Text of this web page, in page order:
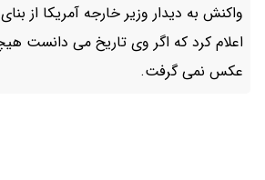
واکنش به دیدار وزیر خارجه آمریکا از
اعلام کرد که اگر وی تاریخ می دانست
عکس نمی گرفت.